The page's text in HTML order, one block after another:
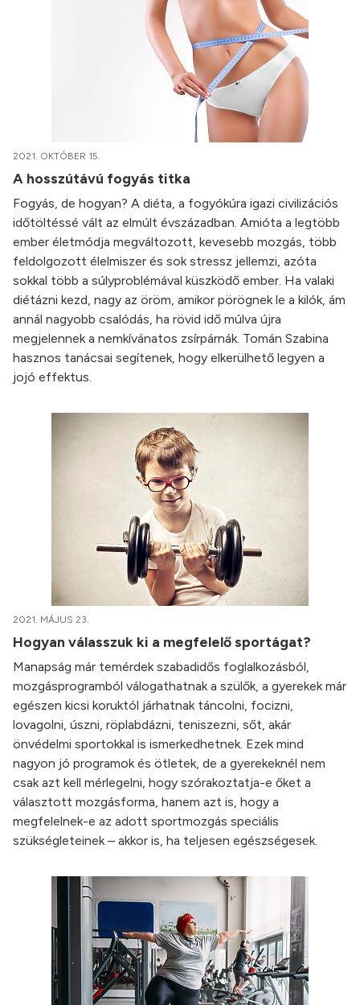
2021. OKTÓBER 15.
A hosszútávú fogyás titka
Fogyás, de hogyan? A diéta, a fogyókúra igazi civilizációs
időtöltéssé vált az elmúlt évszázadban. Amióta a legtöbb
ember életmódja megváltozott, kevesebb mozgás, több
feldolgozott élelmiszer és sok stressz jellemzi, azóta
sokkal több a súlyproblémával küszködő ember. Ha valaki
diétázni kezd, nagy az öröm, amikor pörögnek le a kilók, ám
annál nagyobb csalódás, ha rövid idő múlva újra
megjelennek a nemkívánatos zsírpárnák. Tomán Szabina
hasznos tanácsai segítenek, hogy elkerülhető legyen a
jojó effektus.
2021. MÁJUS 23.
Hogyan válasszuk ki a megfelelő sportágat?
Manapság már temérdek szabadidős foglalkozásból,
mozgásprogramból válogathatnak a szülők, a gyerekek már
egészen kicsi koruktól járhatnak táncolni, focizni,
lovagolni, úszni, röplabdázni, teniszezni, sőt, akár
önvédelmi sportokkal is ismerkedhetnek. Ezek mind
nagyon jó programok és ötletek, de a gyerekeknél nem
csak azt kell mérlegelni, hogy szórakoztatja-e őket a
választott mozgásforma, hanem azt is, hogy a
megfelelnek-e az adott sportmozgás speciális
szükségleteinek – akkor is, ha teljesen egészségesek.